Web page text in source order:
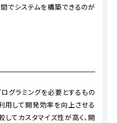
でシステムを構築できるのが
グラミングを必要とするもの
用して開発効率を向上させる
してカスタマイズ性が高く、開